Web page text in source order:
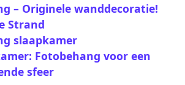
– Originele wanddecoratie!
Strand
slaapkamer
Fotobehang voor een
sfeer